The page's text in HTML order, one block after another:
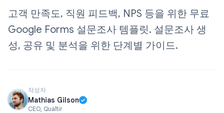
고객 만족도, 직원 피드백, NPS 등을 위한 무료
Google Forms 설문조사 템플릿. 설문조사 생
성, 공유 및 분석을 위한 단계별 가이드.
작성자
Mathias Gilson
CEO, Qualtir